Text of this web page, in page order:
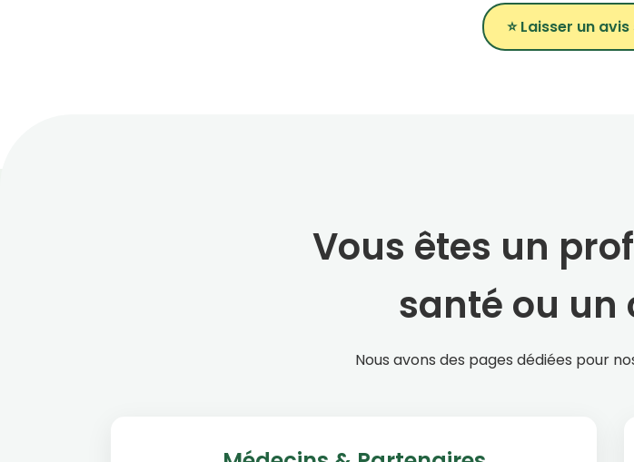
⭐ Laisser un
Vous êtes un
santé ou un
Nous avons des pages dédiées pour